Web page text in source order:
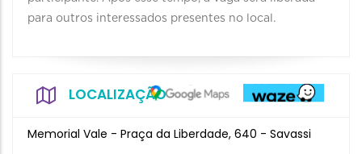
para outros interessados presentes no local.
LOCALIZAÇÃO
Memorial Vale - Praça da Liberdade, 640 - Savassi